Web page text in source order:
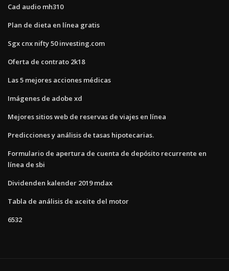
Cad audio mh310
Plan de dieta en línea gratis
Sgx cnx nifty 50 investing.com
Oferta de contrato 2k18
Las 5 mejores acciones médicas
Imágenes de adobe xd
Mejores sitios web de reservas de viajes en línea
Predicciones y análisis de tasas hipotecarias.
Formulario de apertura de cuenta de depósito recurrente en
línea de sbi
Dividenden kalender 2019 mdax
Tabla de análisis de aceite del motor
6532